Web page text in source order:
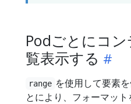
Podごとにコ
覧表示する
range を使用して要素
とにより、フォーマット